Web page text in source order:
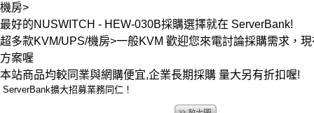
機房>
最好的NUSWITCH - HEW-030B採購選擇就在 ServerBank!
超多款KVM/UPS/機房>一般KVM 歡迎您來電討論採購需求，
方案喔
本站商品均較同業與網購便宜,企業長期採購 量大另有折扣喔!
ServerBank擴大招募業務同仁！